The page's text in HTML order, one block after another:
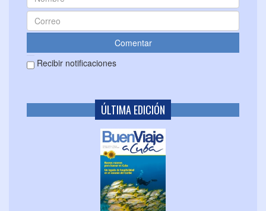
Recibir notificaciones
ÚLTIMA EDICIÓN